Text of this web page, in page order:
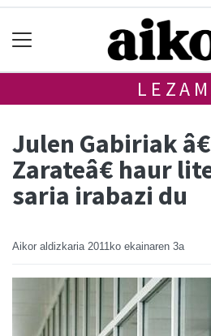
Julen Gabiriak
Zarateâ€ haur
saria irabazi du
Aikor aldizkaria 2011ko ekainaren 3a